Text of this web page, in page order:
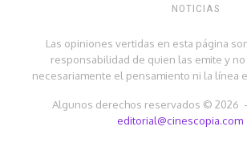
NOTICIAS
Las opiniones vertidas en esta página
responsabilidad de quien las emite y
necesariamente el pensamiento ni la línea
Algunos derechos reservados ©
editorial@cinescopia.com